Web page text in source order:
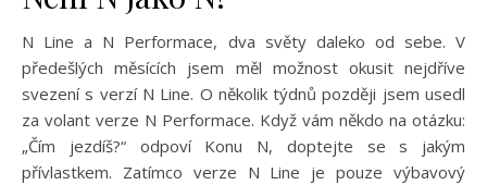
N Line a N Performace, dva světy daleko od sebe. V
předešlých měsících jsem měl možnost okusit nejdříve
svezení s verzí N Line. O několik týdnů později jsem usedl
za volant verze N Performace. Když vám někdo na otázku:
„Čím jezdíš?“ odpoví Konu N, doptejte se s jakým
přívlastkem. Zatímco verze N Line je pouze výbavový